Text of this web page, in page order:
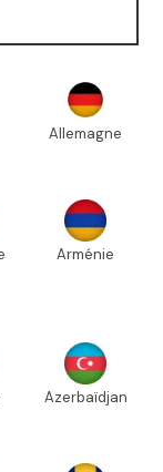
Allemagne
Arménie
Azerbaïdjan